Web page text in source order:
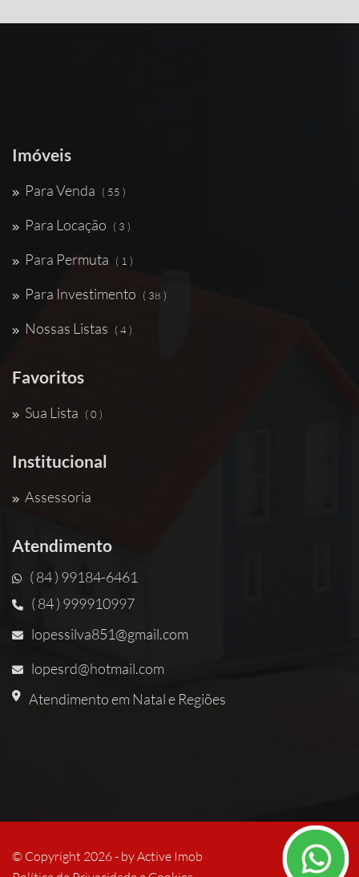
Imóveis
Para Venda ( 55 )
Para Locação ( 3 )
Para Permuta ( 1 )
Para Investimento ( 38 )
Nossas Listas ( 4 )
Favoritos
Sua Lista ( 0 )
Institucional
Assessoria
Atendimento
( 84 ) 99184-6461
( 84 ) 999910997
lopessilva851@gmail.com
lopesrd@hotmail.com
Atendimento em Natal e Regiões
© Copyright 2026 - byActive Imob